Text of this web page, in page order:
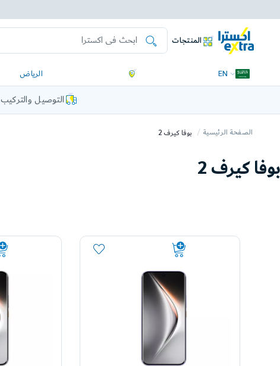
المنتجات
EN الرياض
التوصيل والتركيب
الصفحة الرئيسية بوفا كيرف 2
بوفا كيرف 2